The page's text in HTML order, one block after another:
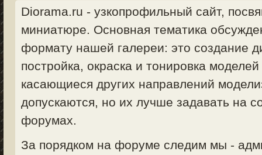
Diorama.ru - узкопрофильный сайт,
миниатюре. Основная тематика
формату нашей галереи: это создание
постройка, окраска и тонировка
касающиеся других направлений
допускаются, но их лучше задавать на
форумах.
За порядком на форуме следим мы -